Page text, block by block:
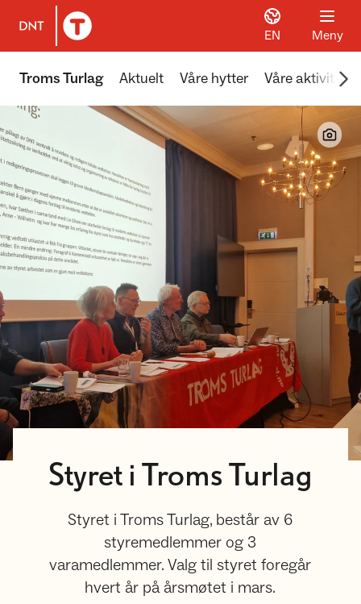
Til DNT.no forside
EN Meny
Troms Turlag Aktuelt Våre hytter Våre aktiviteter
Styret i Troms Turlag
Styret i Troms Turlag, består av 6
styremedlemmer og 3
varamedlemmer. Valg til styret foregår
hvert år på årsmøtet i mars.